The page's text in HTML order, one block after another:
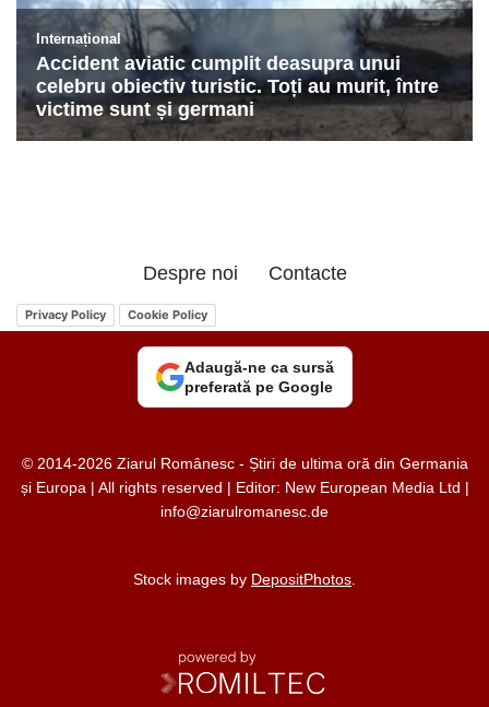
Despre noi Contacte
Privacy Policy Cookie Policy
Adaugă-ne ca sursă
preferată pe Google
© 2014-2026 Ziarul Românesc - Știri de ultima oră din Germania
și Europa | All rights reserved | Editor: New European Media Ltd |
info@ziarulromanesc.de
Stock images by DepositPhotos